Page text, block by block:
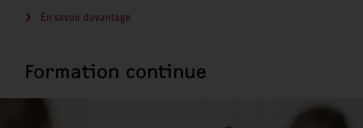
En savoir davantage
Formation continue